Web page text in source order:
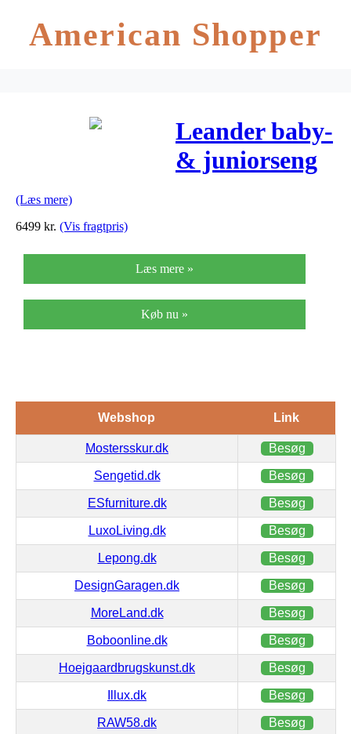
American Shopper
Leander baby-
& juniorseng
(Læs mere)
6499 kr. (Vis fragtpris)
Læs mere »
Køb nu »
Webshop Link
Mostersskur.dk Besøg
Sengetid.dk Besøg
ESfurniture.dk Besøg
LuxoLiving.dk Besøg
Lepong.dk Besøg
DesignGaragen.dk Besøg
MoreLand.dk Besøg
Boboonline.dk Besøg
Hoejgaardbrugskunst.dk Besøg
Illux.dk Besøg
RAW58.dk Besøg